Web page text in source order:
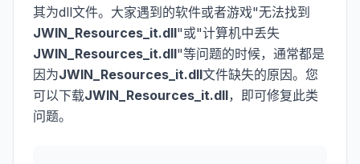
其为dll文件。大家遇到的软件或者游戏"无法找到
JWIN_Resources_it.dll"或"计算机中丢失
JWIN_Resources_it.dll"等问题的时候，通常都是
因为JWIN_Resources_it.dll文件缺失的原因。您
可以下载JWIN_Resources_it.dll，即可修复此类
问题。